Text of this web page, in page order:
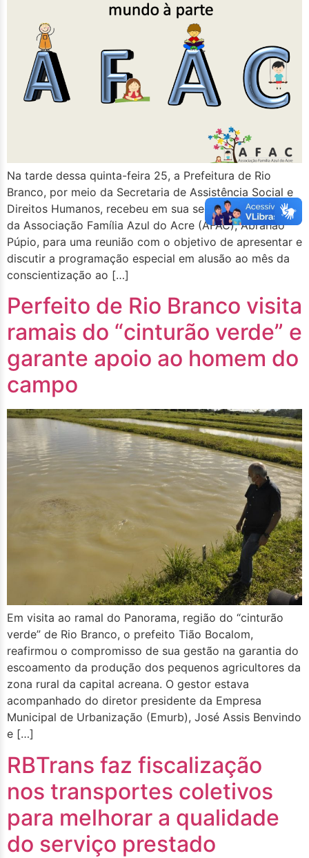
Na tarde dessa quinta-feira 25, a Prefeitura de Rio
Branco, por meio da Secretaria de Assistência Social e
Direitos Humanos, recebeu em sua sede o presidente
da Associação Família Azul do Acre (AFAC), Abrahão
Púpio, para uma reunião com o objetivo de apresentar e
discutir a programação especial em alusão ao mês da
conscientização ao […]
Perfeito de Rio Branco visita
ramais do “cinturão verde” e
garante apoio ao homem do
campo
Em visita ao ramal do Panorama, região do “cinturão
verde” de Rio Branco, o prefeito Tião Bocalom,
reafirmou o compromisso de sua gestão na garantia do
escoamento da produção dos pequenos agricultores da
zona rural da capital acreana. O gestor estava
acompanhado do diretor presidente da Empresa
Municipal de Urbanização (Emurb), José Assis Benvindo
e […]
RBTrans faz fiscalização
nos transportes coletivos
para melhorar a qualidade
do serviço prestado